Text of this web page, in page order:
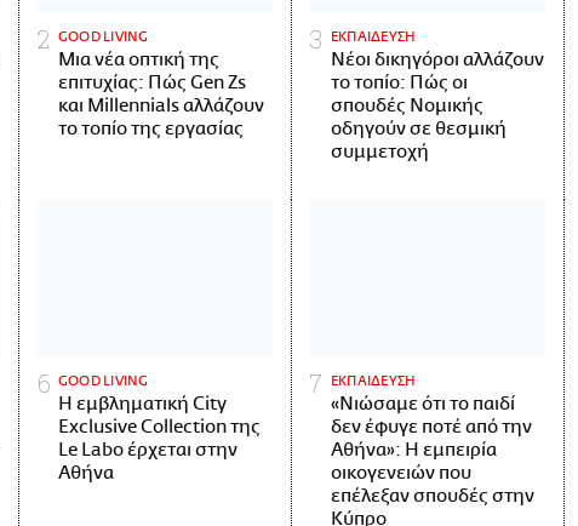
GOOD LIVING
Μια νέα οπτική της
επιτυχίας: Πώς Gen Zs
και Millennials αλλάζουν
το τοπίο της εργασίας
ΕΚΠΑΙΔΕΥΣΗ
Νέοι δικηγόροι αλλάζουν
το τοπίο: Πώς οι
σπουδές Νομικής
οδηγούν σε θεσμική
συμμετοχή
GOOD LIVING
Η εμβληματική City
Exclusive Collection της
Le Labo έρχεται στην
Αθήνα
ΕΚΠΑΙΔΕΥΣΗ
«Νιώσαμε ότι το παιδί
δεν έφυγε ποτέ από την
Αθήνα»: Η εμπειρία
οικογενειών που
επέλεξαν σπουδές στην
Κύπρο